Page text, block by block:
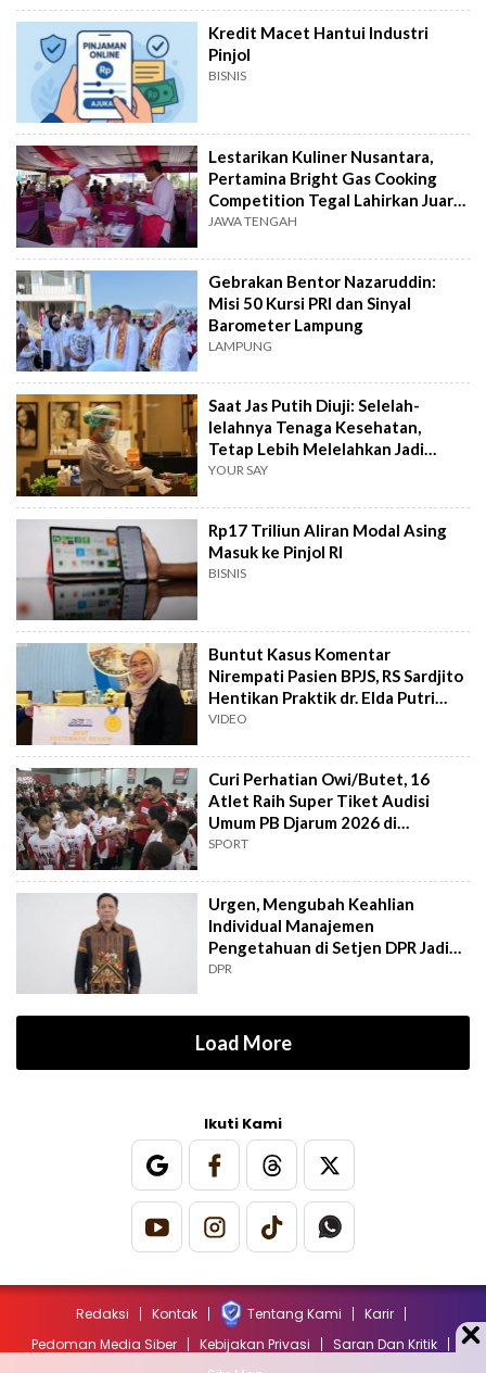
Kredit Macet Hantui Industri
Pinjol
BISNIS
Lestarikan Kuliner Nusantara,
Pertamina Bright Gas Cooking
Competition Tegal Lahirkan Juara
Baru
JAWA TENGAH
Gebrakan Bentor Nazaruddin:
Misi 50 Kursi PRI dan Sinyal
Barometer Lampung
LAMPUNG
Saat Jas Putih Diuji: Selelah-
lelahnya Tenaga Kesehatan,
Tetap Lebih Melelahkan Jadi
Pasien
YOUR SAY
Rp17 Triliun Aliran Modal Asing
Masuk ke Pinjol RI
BISNIS
Buntut Kasus Komentar
Nirempati Pasien BPJS, RS Sardjito
Hentikan Praktik dr. Elda Putri
Rahard
VIDEO
Curi Perhatian Owi/Butet, 16
Atlet Raih Super Tiket Audisi
Umum PB Djarum 2026 di
Makassar
SPORT
Urgen, Mengubah Keahlian
Individual Manajemen
Pengetahuan di Setjen DPR Jadi
Kekuatan Institusional
DPR
Load More
Ikuti Kami
Redaksi Kontak Tentang Kami
Karir
Pedoman Media Siber
Kebijakan Privasi
Saran Dan Kritik